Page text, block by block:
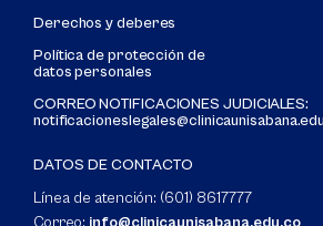
Derechos y deberes
Política de protección de
datos personales
CORREO NOTIFICACIONES JUDICIALES:
DATOS DE CONTACTO
Línea de atención: (601) 8617777